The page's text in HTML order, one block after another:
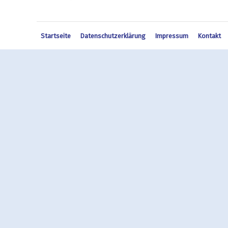
Startseite Datenschutzerklärung Impressum Kontakt